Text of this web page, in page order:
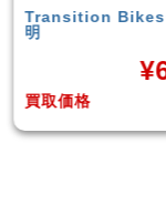
TREKROSCOE7
2020-21年モデル
買取価格
¥